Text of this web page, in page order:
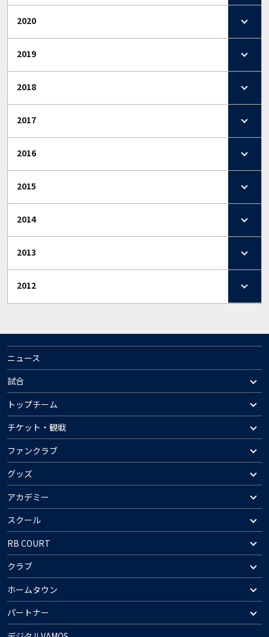
2020
2019
2018
2017
2016
2015
2014
2013
2012
ニュース
試合
トップチーム
チケット・観戦
ファンクラブ
グッズ
アカデミー
スクール
RB COURT
クラブ
ホームタウン
パートナー